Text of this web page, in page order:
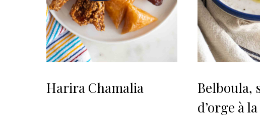
Harira Chamalia
Belboula,
d’orge à